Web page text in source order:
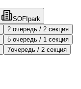
SOFIpark
2 очередь / 2 секция
5 очередь / 1 секция
7очередь / 2 секция